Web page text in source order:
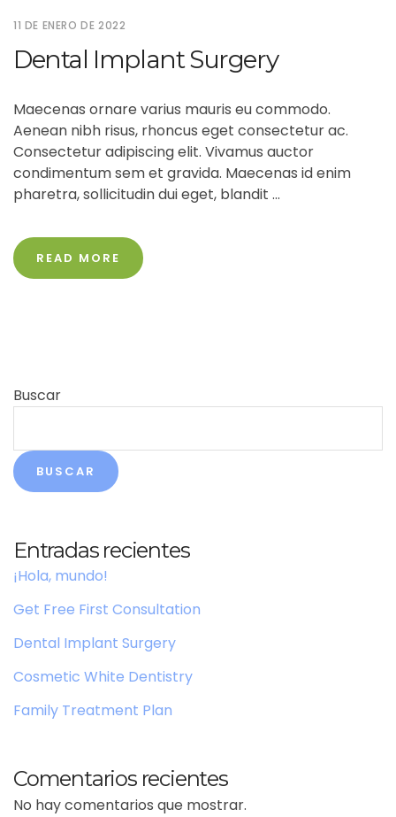
11 DE ENERO DE 2022
Dental Implant Surgery
Maecenas ornare varius mauris eu commodo.
Aenean nibh risus, rhoncus eget consectetur ac.
Consectetur adipiscing elit. Vivamus auctor
condimentum sem et gravida. Maecenas id enim
pharetra, sollicitudin dui eget, blandit ...
READ MORE
Buscar
BUSCAR
Entradas recientes
¡Hola, mundo!
Get Free First Consultation
Dental Implant Surgery
Cosmetic White Dentistry
Family Treatment Plan
Comentarios recientes
No hay comentarios que mostrar.